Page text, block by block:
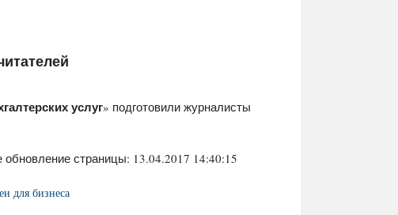
услуг» подготовили журналисты
обновление страницы: 13.04.2017 14:40:15
для бизнеса